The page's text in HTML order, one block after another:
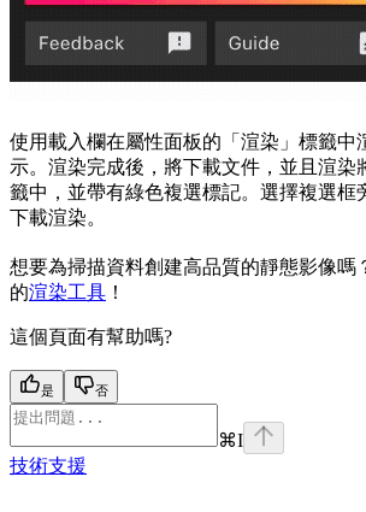
使用載入欄在屬性面板的「渲染」標籤中
示。渲染完成後，將下載文件，並且渲染
籤中，並帶有綠色複選標記。選擇複選框
下載渲染。
想要為掃描資料創建高品質的靜態影像嗎
的渲染工具 ！
這個頁面有幫助嗎?
是 否
⌘I
技術支援